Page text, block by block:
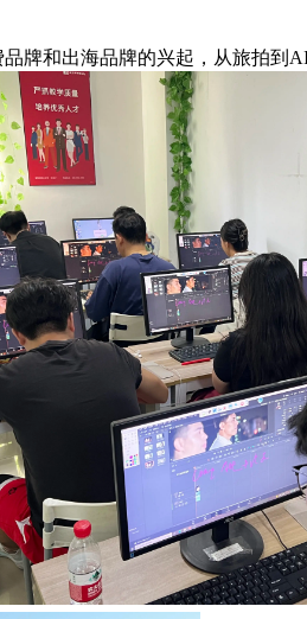
和出海品牌的兴起，从旅拍到